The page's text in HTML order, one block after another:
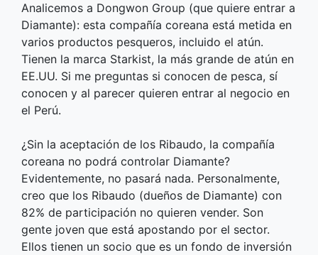
Analicemos a Dongwon Group (que quiere entrar a
Diamante): esta compañía coreana está metida en
varios productos pesqueros, incluido el atún.
Tienen la marca Starkist, la más grande de atún en
EE.UU. Si me preguntas si conocen de pesca, sí
conocen y al parecer quieren entrar al negocio en
el Perú.
¿Sin la aceptación de los Ribaudo, la compañía
coreana no podrá controlar Diamante?
Evidentemente, no pasará nada. Personalmente,
creo que los Ribaudo (dueños de Diamante) con
82% de participación no quieren vender. Son
gente joven que está apostando por el sector.
Ellos tienen un socio que es un fondo de inversión